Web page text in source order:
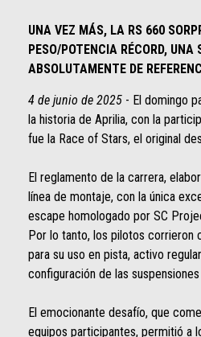
UNA VEZ MÁS, LA RS 660
PESO/POTENCIA RÉCORD, UNA
ABSOLUTAMENTE DE
4 de junio de 2025- El domingo
la historia de Aprilia, con la
fue la Race of Stars, el original
El reglamento de la carrera,
línea de montaje, con la única
escape homologado por SC
Por lo tanto, los pilotos corrieron
para su uso en pista, activo
configuración de las
El emocionante desafío, que
equipos participantes, permitió a